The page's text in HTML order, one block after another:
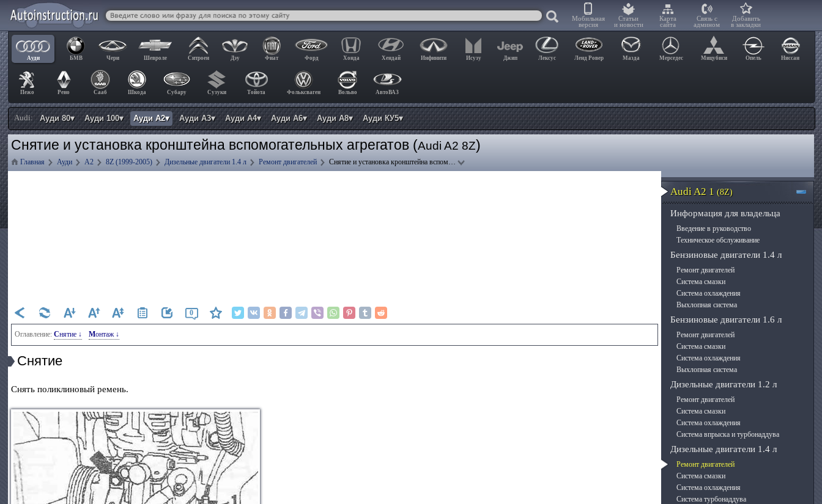
Мобильная
версия
Статьи
и новости
Карта
сайта
Связь с
админом
Добавить
в закладки
Ауди БМВ Чери Шевроле Ситроен Дэу Фиат Форд Хонда Хендай Инфинити Исузу Джип Лексус Ленд Ровер Мазда Мерседес Мицубиси Опель Ниссан
Пежо Рено Сааб Шкода Субару Сузуки Тойота Фольксваген Вольво АвтоВАЗ
Audi: Ауди 80▾ Ауди 100▾ Ауди А2▾ Ауди А3▾ Ауди А4▾ Ауди А6▾ Ауди А8▾ Ауди КУ5▾
Снятие и установка кронштейна вспомогательных агрегатов (Audi A2 8Z)
Главная Ауди А2 8Z (1999-2005) Дизельные двигатели 1.4 л Ремонт двигателей Снятие и установка кронштейна вспом…
0
Оглавление: Снятие ↓ Монтаж ↓
Снятие
Снять поликлиновый ремень.
Audi A2 1 (8Z)
Информация для владельца
Введение в руководство
Техническое обслуживание
Бензиновые двигатели 1.4 л
Ремонт двигателей
Система смазки
Система охлаждения
Выхлопная система
Бензиновые двигатели 1.6 л
Ремонт двигателей
Система смазки
Система охлаждения
Выхлопная система
Дизельные двигатели 1.2 л
Ремонт двигателей
Система смазки
Система охлаждения
Система впрыска и турбонаддува
Дизельные двигатели 1.4 л
Ремонт двигателей
Система смазки
Система охлаждения
Система турбонаддува